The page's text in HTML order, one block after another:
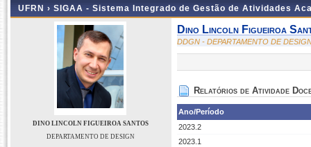
UFRN › SIGAA - Sistema Integrado de Gestão de Atividades
DINO LINCOLN FIGUEIROA SANTOS
DEPARTAMENTO DE DESIGN
Dino Lincoln Figueiroa
DDGN - DEPARTAMENTO DE
Relatórios de Atividade
Ano/Período
2023.2
2023.1